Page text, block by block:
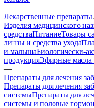
—
Лекарственные препараты
Изделия медицинского
средстваПитаниеТовары
линзы и средства ухода
и малышаБиологически-
продукцияЭфирные масла
—
Препараты для лечения
Препараты для лечения
системыПрепараты для
системы и половые